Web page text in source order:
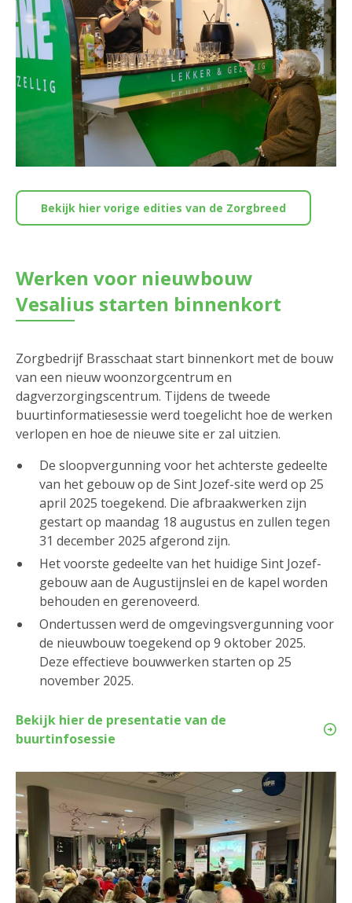
Bekijk hier vorige edities van de Zorgbreed
Werken voor nieuwbouw
Vesalius starten binnenkort
Zorgbedrijf Brasschaat start binnenkort met de bouw
van een nieuw woonzorgcentrum en
dagverzorgingscentrum. Tijdens de tweede
buurtinformatiesessie werd toegelicht hoe de werken
verlopen en hoe de nieuwe site er zal uitzien.
De sloopvergunning voor het achterste gedeelte
van het gebouw op de Sint Jozef-site werd op 25
april 2025 toegekend. Die afbraakwerken zijn
gestart op maandag 18 augustus en zullen tegen
31 december 2025 afgerond zijn.
Het voorste gedeelte van het huidige Sint Jozef-
gebouw aan de Augustijnslei en de kapel worden
behouden en gerenoveerd.
Ondertussen werd de omgevingsvergunning voor
de nieuwbouw toegekend op 9 oktober 2025.
Deze effectieve bouwwerken starten op 25
november 2025.
Bekijk hier de presentatie van de
buurtinfosessie